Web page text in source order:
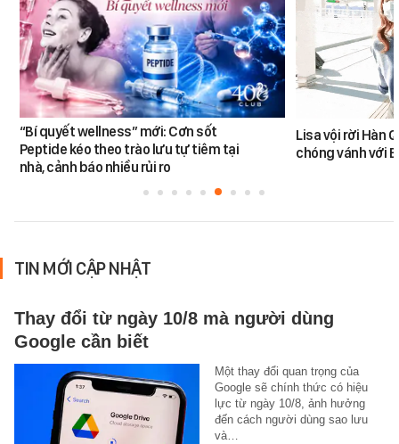
“Bí quyết wellness” mới: Cơn sốt
Peptide kéo theo trào lưu tự tiêm tại
nhà, cảnh báo nhiều rủi ro
Lisa vội rời Hàn
chóng vánh với
TIN MỚI CẬP NHẬT
Thay đổi từ ngày 10/8 mà người dùng
Google cần biết
Một thay đổi quan trọng của
Google sẽ chính thức có hiệu
lực từ ngày 10/8, ảnh hưởng
đến cách người dùng sao lưu
và…